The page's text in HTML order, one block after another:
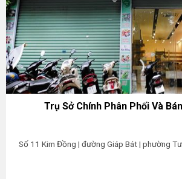
Trụ Sở Chính Phân Phối Và
Số 11 Kim Đồng | đường Giáp Bát | phường